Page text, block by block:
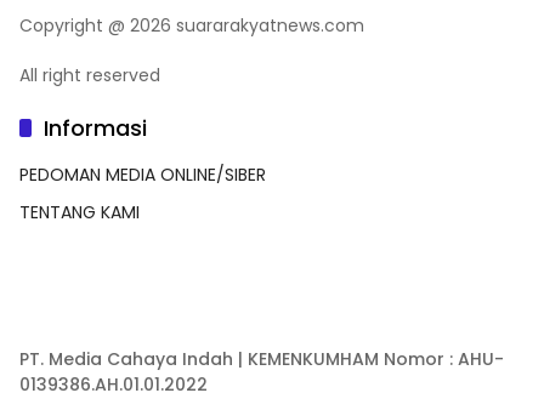
Copyright @ 2026 suararakyatnews.com
All right reserved
Informasi
PEDOMAN MEDIA ONLINE/SIBER
TENTANG KAMI
PT. Media Cahaya Indah | KEMENKUMHAM Nomor : AHU-
0139386.AH.01.01.2022